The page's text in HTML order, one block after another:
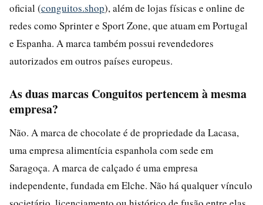
oficial (conguitos.shop), além de lojas físicas e online de
redes como Sprinter e Sport Zone, que atuam em Portugal
e Espanha. A marca também possui revendedores
autorizados em outros países europeus.
As duas marcas Conguitos pertencem à mesma
empresa?
Não. A marca de chocolate é de propriedade da Lacasa,
uma empresa alimentícia espanhola com sede em
Saragoça. A marca de calçado é uma empresa
independente, fundada em Elche. Não há qualquer vínculo